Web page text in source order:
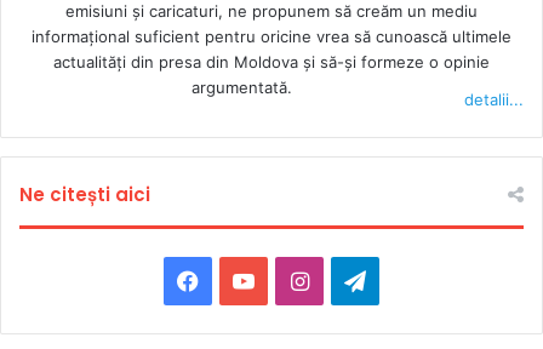
emisiuni și caricaturi, ne propunem să creăm un mediu
informaţional suficient pentru oricine vrea să cunoască ultimele
actualităţi din presa din Moldova şi să-şi formeze o opinie
argumentată.
detalii...
Ne citești aici
Facebook
YouTubeInstagramTelegram